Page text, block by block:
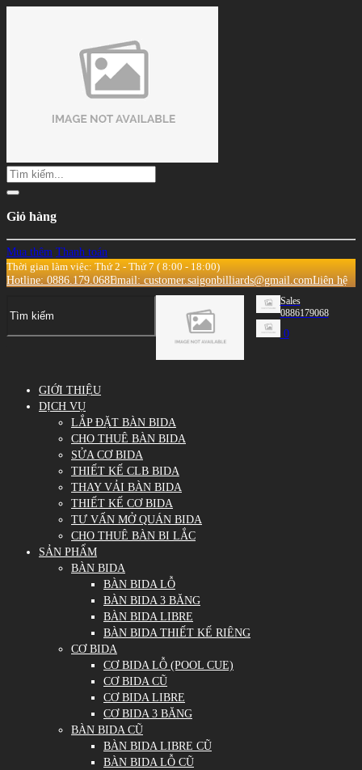
Giỏ hàng
Mua thêm Thanh toán
Thời gian làm việc: Thứ 2 - Thứ 7 ( 8:00 - 18:00)
Hotline: 0886.179.068Email: customer.saigonbilliards@gmail.comLiên hệ
Sales
0886179068
0
GIỚI THIỆU
DỊCH VỤ
LẮP ĐẶT BÀN BIDA
CHO THUÊ BÀN BIDA
SỬA CƠ BIDA
THIẾT KẾ CLB BIDA
THAY VẢI BÀN BIDA
THIẾT KẾ CƠ BIDA
TƯ VẤN MỞ QUÁN BIDA
CHO THUÊ BÀN BI LẮC
SẢN PHẨM
BÀN BIDA
BÀN BIDA LỖ
BÀN BIDA 3 BĂNG
BÀN BIDA LIBRE
BÀN BIDA THIẾT KẾ RIÊNG
CƠ BIDA
CƠ BIDA LỖ (POOL CUE)
CƠ BIDA CŨ
CƠ BIDA LIBRE
CƠ BIDA 3 BĂNG
BÀN BIDA CŨ
BÀN BIDA LIBRE CŨ
BÀN BIDA LỖ CŨ